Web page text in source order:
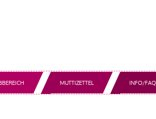
MUTTIZETTEL INFO/FAQ